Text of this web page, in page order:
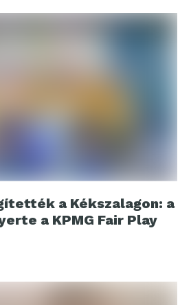
a Kékszalagon: a
a KPMG Fair Play